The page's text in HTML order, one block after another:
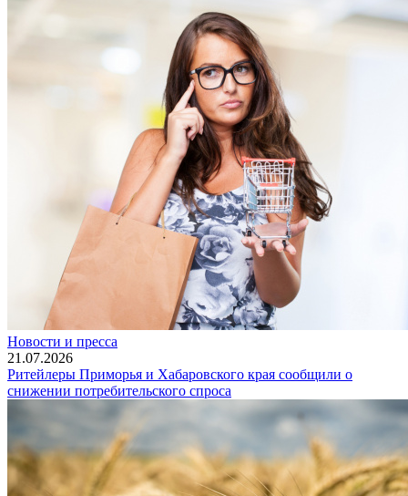
Новости и пресса
21.07.2026
Ритейлеры Приморья и Хабаровского края сообщили о
снижении потребительского спроса